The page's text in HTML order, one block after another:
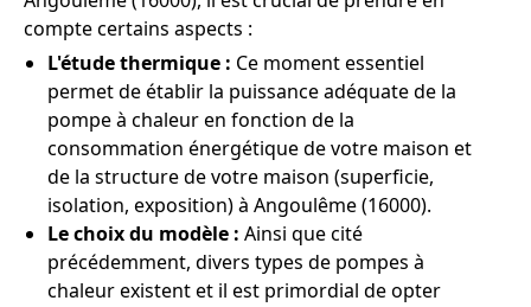
compte certains aspects :
L'étude thermique : Ce moment essentiel
permet de établir la puissance adéquate de la
pompe à chaleur en fonction de la
consommation énergétique de votre maison et
de la structure de votre maison (superficie,
isolation, exposition) à Angoulême (16000).
Le choix du modèle : Ainsi que cité
précédemment, divers types de pompes à
chaleur existent et il est primordial de opter